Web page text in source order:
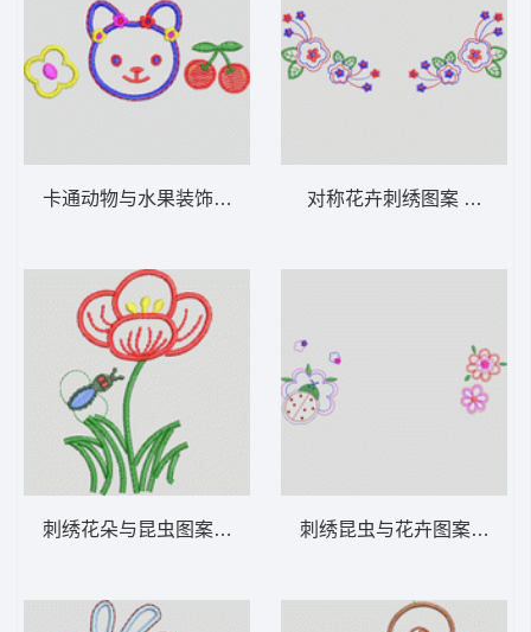
卡通动物与水果装饰图案 卡通童装章标贴布
刺绣花朵与昆虫图案 卡通童装章标贴布
对称花卉刺绣
刺绣昆虫与